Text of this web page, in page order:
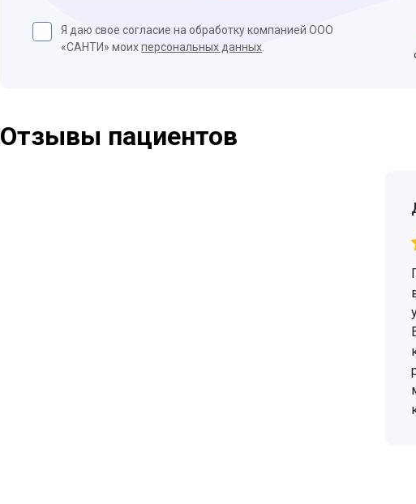
Я даю свое согласие на обработку компанией ООО
«САНТИ» моихперсональных данных
Отзывы пациентов